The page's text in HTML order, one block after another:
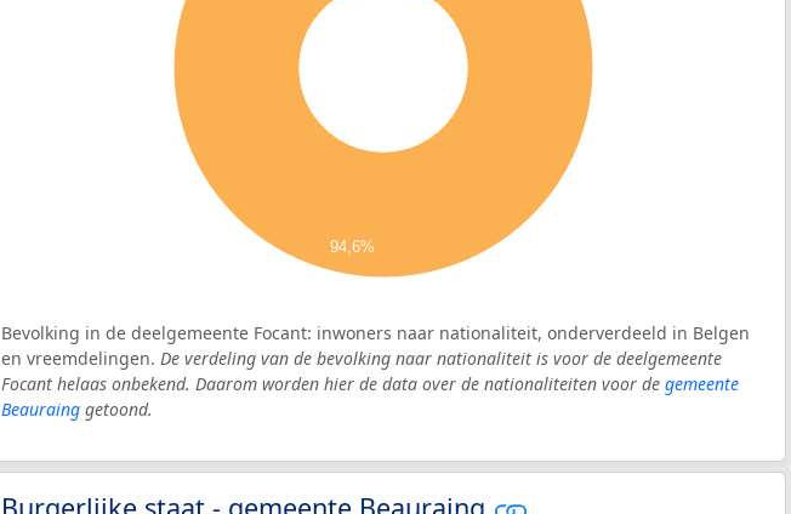
94,6%
Bevolking in de deelgemeente Focant: inwoners naar nationaliteit, onderverdeeld in Belgen
en vreemdelingen. De verdeling van de bevolking naar nationaliteit is voor de deelgemeente
Focant helaas onbekend. Daarom worden hier de data over de nationaliteiten voor de gemeente
Beauraing getoond.
Burgerlijke staat - gemeente Beauraing